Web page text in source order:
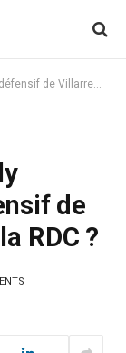
qui dit oui à la RDC ?
de
RDC ?